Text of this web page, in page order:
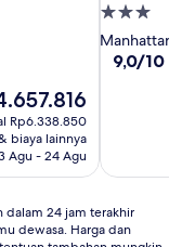
Rp6.338.850
biaya lainnya
Agu - 24 Agu
Properti
bintang
3.0
Manhattan
9.0
9,0/10
dalam 24 jam terakhir
dewasa. Harga dan